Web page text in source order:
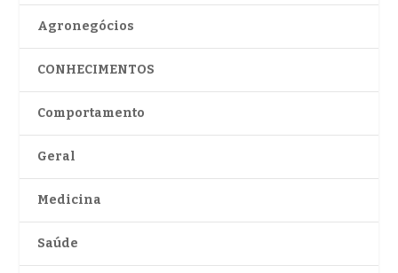
Agronegócios
CONHECIMENTOS
Comportamento
Geral
Medicina
Saúde